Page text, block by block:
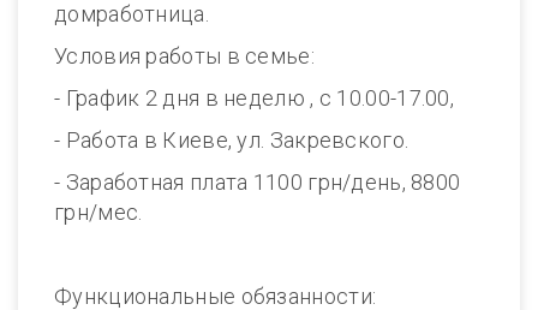
домработница.
Условия работы в семье:
- График 2 дня в неделю , с 10.00-17.00,
- Работа в Киеве, ул. Закревского.
- Заработная плата 1100 грн/день, 8800
грн/мес.
Функциональные обязанности: